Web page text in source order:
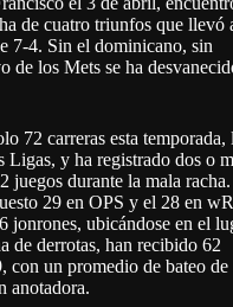
de cuatro triunfos que llevó
7-4. Sin el dominicano, sin
de los Mets se ha
72 carreras esta temporada,
Ligas, y ha registrado dos o
juegos durante la mala
29 en OPS y el 28 en
jonrones, ubicándose en el
de derrotas, han recibido 62
con un promedio de bateo de
anotadora.